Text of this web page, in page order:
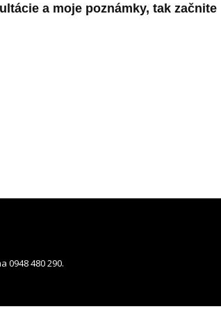
a moje poznámky, tak začnite
0948 480 290.